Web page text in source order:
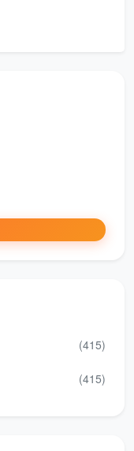
璃及五金除垢擦
上沿除尘和漆点铲
，吸尘后深度湿拖
(415)
(415)